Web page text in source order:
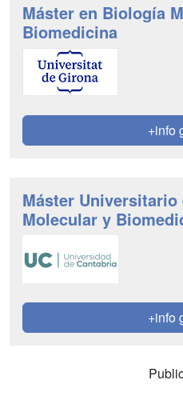
Máster en Biología
Biomedicina
+info
Máster
Molecular y
+info